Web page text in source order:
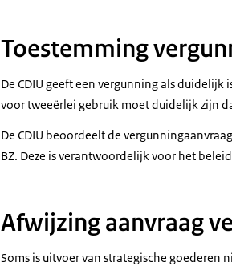
Toestemming
De CDIU geeft een vergunning als
voor tweeërlei gebruik moet duidelijk zijn
De CDIU beoordeelt de
BZ. Deze is verantwoordelijk voor het
Afwijzing aanvraag
Soms is uitvoer van strategische